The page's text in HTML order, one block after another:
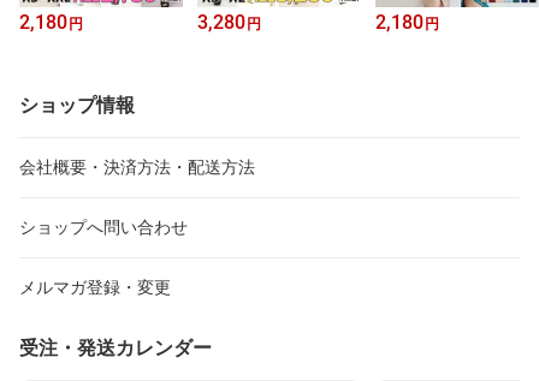
2,180円 3,280円 2,180円
ショップ情報
会社概要・決済方法・配送方法
ショップへ問い合わせ
メルマガ登録・変更
受注・発送カレンダー